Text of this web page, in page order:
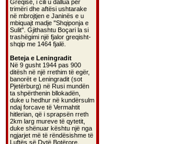
Greqisë, i cili u dallua për
trimëri dhe aftësi ushtarake
në mbrojtjen e Janinës e u
mbiquajt madje "Shqiponja e
Sulit". Gjithashtu Boçari la si
trashëgimi një fjalor greqisht-
shqip me 1464 fjalë.
Beteja e Leningradit
Në 9 gusht 1944 pas 900
ditësh në një rrethim të egër,
banorët e Leningradit (sot
Pjetërburg) në Rusi mundën
ta shpërthenin bllokadën,
duke u hedhur në kundërsulm
ndaj forcave të Vermahtit
hitlerian, që i sprapsën rreth
2km larg mureve të qytetit,
duke shënuar kështu një nga
ngjarjet më të rëndësishme të
Luftës së Dytë Botërore.